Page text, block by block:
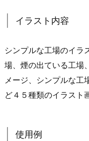
イラスト内容
シンプルな工場のイラ
場、煙の出ている工場
メージ、シンプルな工
ど４５種類のイラスト
使用例